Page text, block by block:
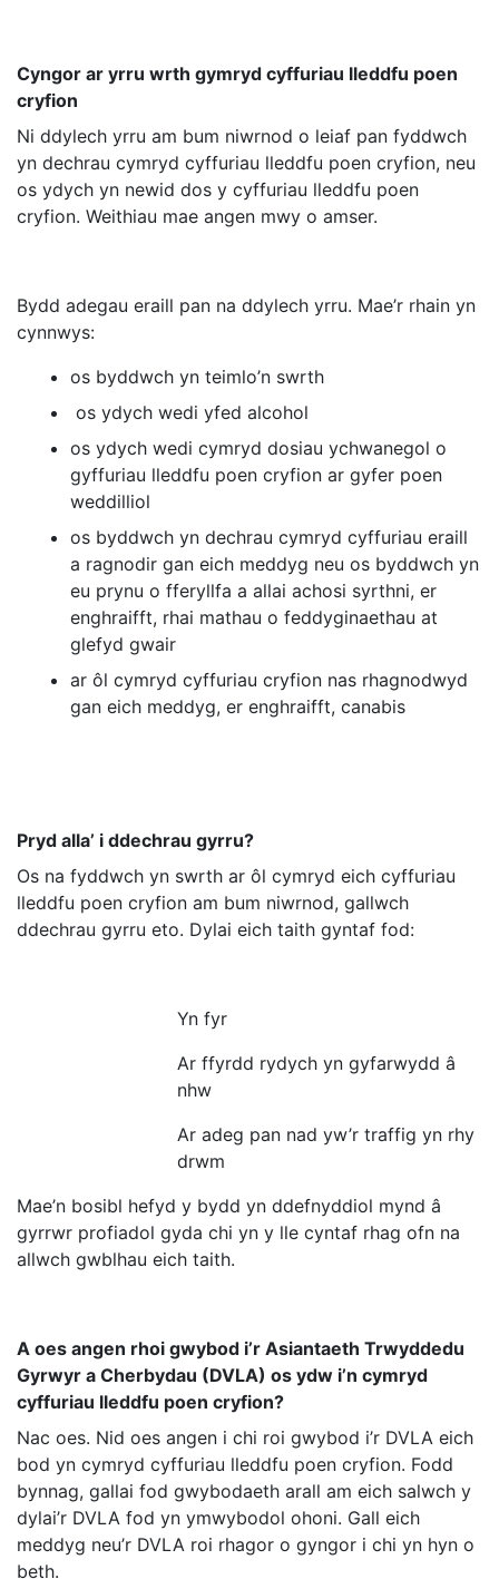
Cyngor ar yrru wrth gymryd cyffuriau lleddfu poen
cryfion
Ni ddylech yrru am bum niwrnod o leiaf pan fyddwch
yn dechrau cymryd cyffuriau lleddfu poen cryfion, neu
os ydych yn newid dos y cyffuriau lleddfu poen
cryfion. Weithiau mae angen mwy o amser.
Bydd adegau eraill pan na ddylech yrru. Mae’r rhain yn
cynnwys:
os byddwch yn teimlo’n swrth
os ydych wedi yfed alcohol
os ydych wedi cymryd dosiau ychwanegol o
gyffuriau lleddfu poen cryfion ar gyfer poen
weddilliol
os byddwch yn dechrau cymryd cyffuriau eraill
a ragnodir gan eich meddyg neu os byddwch yn
eu prynu o fferyllfa a allai achosi syrthni, er
enghraifft, rhai mathau o feddyginaethau at
glefyd gwair
ar ôl cymryd cyffuriau cryfion nas rhagnodwyd
gan eich meddyg, er enghraifft, canabis
Pryd alla’ i ddechrau gyrru?
Os na fyddwch yn swrth ar ôl cymryd eich cyffuriau
lleddfu poen cryfion am bum niwrnod, gallwch
ddechrau gyrru eto. Dylai eich taith gyntaf fod:
Yn fyr
Ar ffyrdd rydych yn gyfarwydd â
nhw
Ar adeg pan nad yw’r traffig yn rhy
drwm
Mae’n bosibl hefyd y bydd yn ddefnyddiol mynd â
gyrrwr profiadol gyda chi yn y lle cyntaf rhag ofn na
allwch gwblhau eich taith.
A oes angen rhoi gwybod i’r Asiantaeth Trwyddedu
Gyrwyr a Cherbydau (DVLA) os ydw i’n cymryd
cyffuriau lleddfu poen cryfion?
Nac oes. Nid oes angen i chi roi gwybod i’r DVLA eich
bod yn cymryd cyffuriau lleddfu poen cryfion. Fodd
bynnag, gallai fod gwybodaeth arall am eich salwch y
dylai’r DVLA fod yn ymwybodol ohoni. Gall eich
meddyg neu’r DVLA roi rhagor o gyngor i chi yn hyn o
beth.